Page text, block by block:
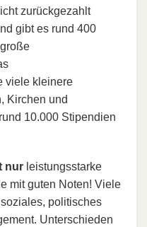
zurückgezahlt
gibt es rund 400
viele kleinere
Kirchen und
10.000 Stipendien
nur leistungsstarke
mit guten Noten! Viele
politisches
Unterschieden